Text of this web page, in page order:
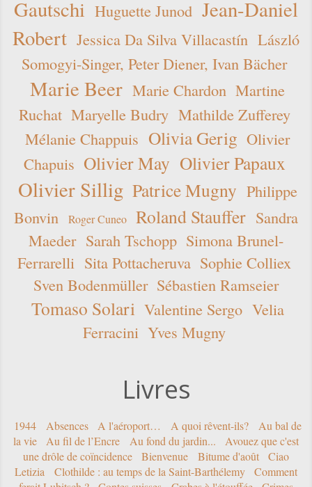
Gautschi Huguette Junod Jean-Daniel
Robert Jessica Da Silva Villacastín László
Somogyi-Singer, Peter Diener, Ivan Bächer
Marie Beer Marie Chardon Martine
Ruchat Maryelle Budry Mathilde Zufferey
Mélanie Chappuis Olivia Gerig Olivier
Chapuis Olivier May Olivier Papaux
Olivier Sillig Patrice Mugny Philippe
Bonvin
Roger Cuneo Roland Stauffer Sandra
Maeder Sarah Tschopp Simona Brunel-
Ferrarelli Sita Pottacheruva Sophie Colliex
Sven Bodenmüller Sébastien Ramseier
Tomaso Solari Valentine Sergo Velia
Ferracini Yves Mugny
Livres
1944 Absences A l'aéroport… A quoi rêvent-ils?
Au bal de
la vie
Au fil de l’Encre Au fond du jardin...
Avouez que c'est
une drôle de coïncidence
Bienvenue Bitume d'août
Ciao
Letizia
Clothilde : au temps de la Saint-Barthélemy
Comment